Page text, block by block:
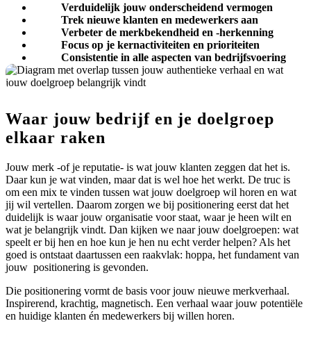
Verduidelijk jouw onderscheidend vermogen
Trek nieuwe klanten en medewerkers aan
Verbeter de merkbekendheid en -herkenning
Focus op je kernactiviteiten en prioriteiten
Consistentie in alle aspecten van bedrijfsvoering
Waar jouw bedrijf en je doelgroep
elkaar raken
Jouw merk -of je reputatie- is wat jouw klanten zeggen dat het is.
Daar kun je wat vinden, maar dat is wel hoe het werkt. De truc is
om een mix te vinden tussen wat jouw doelgroep wil horen en wat
jij wil vertellen. Daarom zorgen we bij positionering eerst dat het
duidelijk is waar jouw organisatie voor staat, waar je heen wilt en
wat je belangrijk vindt. Dan kijken we naar jouw doelgroepen: wat
speelt er bij hen en hoe kun je hen nu echt verder helpen? Als het
goed is ontstaat daartussen een raakvlak: hoppa, het fundament van
jouw positionering is gevonden.
Die positionering vormt de basis voor jouw nieuwe merkverhaal.
Inspirerend, krachtig, magnetisch. Een verhaal waar jouw potentiële
en huidige klanten én medewerkers bij willen horen.